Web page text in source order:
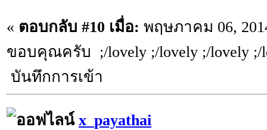
« ตอบกลับ #10 เมื่อ: พฤษภาคม 06,
ขอบคุณครับ ;/lovely ;/lovely ;/lovely ;/
บันทึกการเข้า
x_payathai